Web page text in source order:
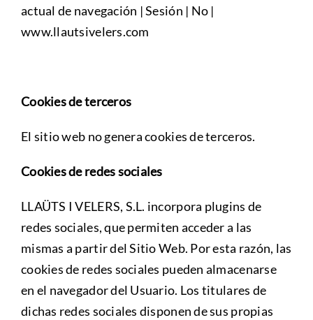
actual de navegación | Sesión | No |
www.llautsivelers.com
Cookies de terceros
El sitio web no genera cookies de terceros.
Cookies de redes sociales
LLAÜTS I VELERS, S.L. incorpora plugins de
redes sociales, que permiten acceder a las
mismas a partir del Sitio Web. Por esta razón, las
cookies de redes sociales pueden almacenarse
en el navegador del Usuario. Los titulares de
dichas redes sociales disponen de sus propias